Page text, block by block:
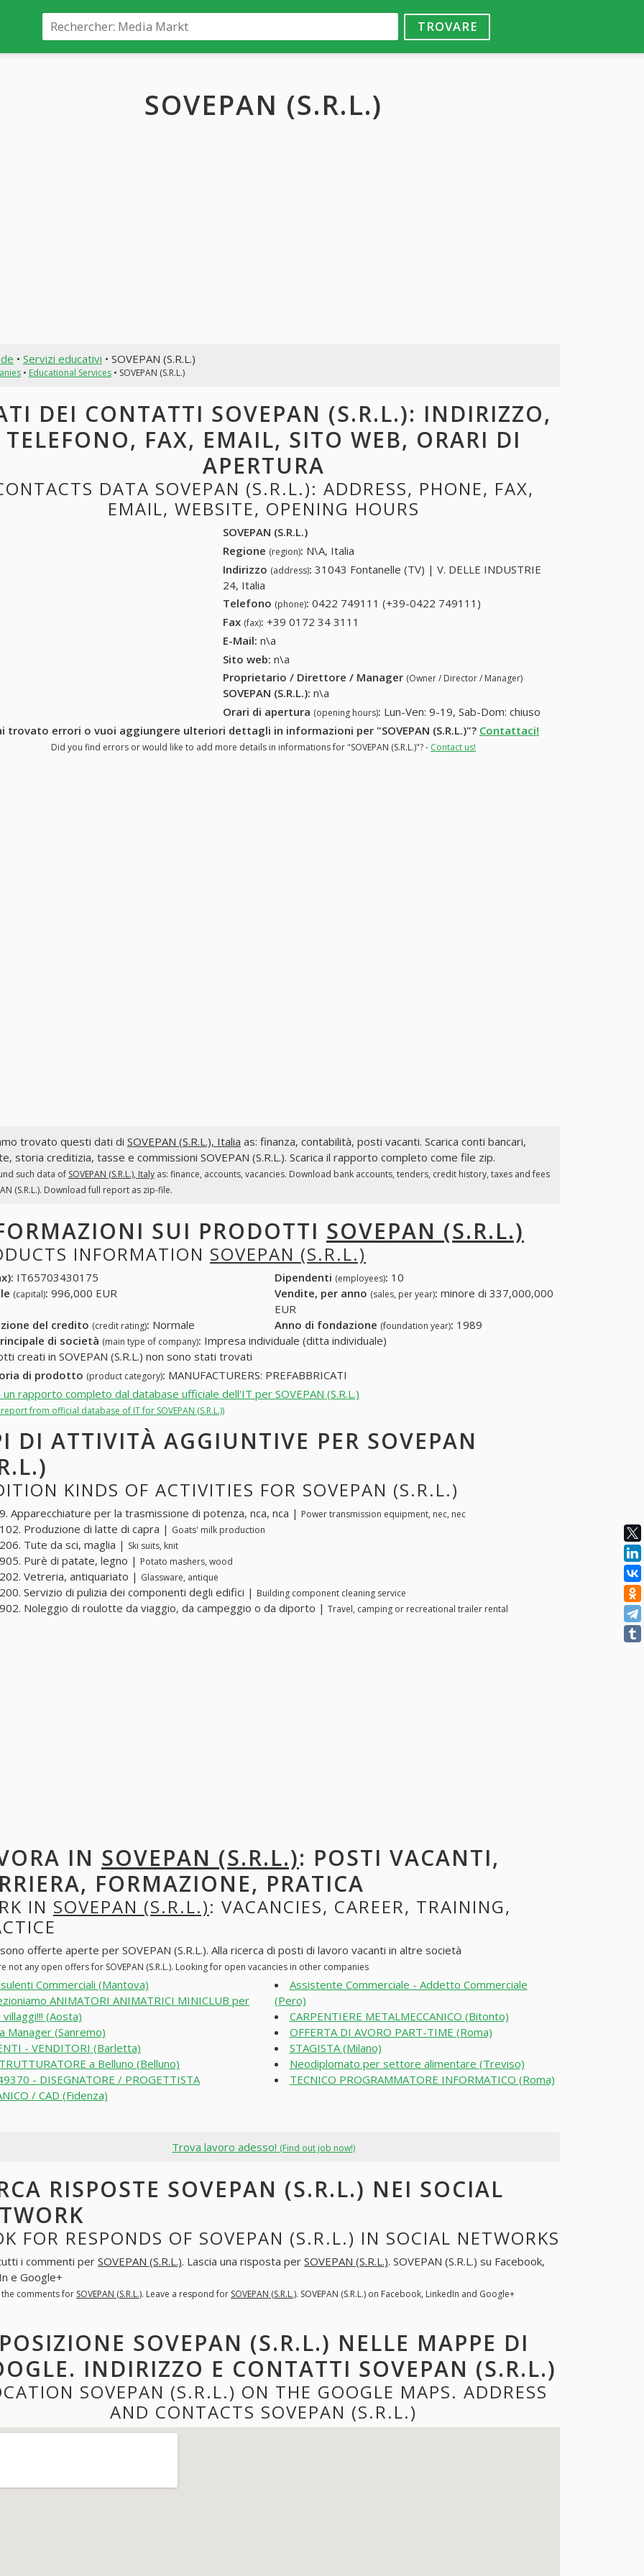
TROVARE
SOVEPAN (S.R.L.)
• Servizi educativi • SOVEPAN (S.R.L.)
• Educational Services• SOVEPAN (S.R.L.)
DEI CONTATTI SOVEPAN (S.R.L.): INDIRIZZO,
TELEFONO, FAX, EMAIL, SITO WEB, ORARI DI
APERTURA
DATA SOVEPAN (S.R.L.): ADDRESS, PHONE, FAX,
EMAIL, WEBSITE, OPENING HOURS
SOVEPAN (S.R.L.)
Regione (region): N\A, Italia
Indirizzo (address): 31043 Fontanelle (TV) | V. DELLE INDUSTRIE
24, Italia
Telefono (phone): 0422 749111 (+39-0422 749111)
Fax (fax): +39 0172 34 3111
E-Mail: n\a
Sito web: n\a
Proprietario / Direttore / Manager (Owner / Director / Manager)
SOVEPAN (S.R.L.): n\a
Orari di apertura (opening hours): Lun-Ven: 9-19, Sab-Dom: chiuso
trovato errori o vuoi aggiungere ulteriori dettagli in informazioni per "SOVEPAN (S.R.L.)"? Contattaci!
Did you find errors or would like to add more details in informations for "SOVEPAN (S.R.L.)"? - Contact us!
trovato questi dati di SOVEPAN (S.R.L.), Italia as: finanza, contabilità, posti vacanti. Scarica conti bancari,
storia creditizia, tasse e commissioni SOVEPAN (S.R.L.). Scarica il rapporto completo come file zip.
such data of SOVEPAN (S.R.L.), Italyas: finance, accounts, vacancies. Download bank accounts, tenders, credit history, taxes and fees
(S.R.L.). Download full report as zip-file.
SUI PRODOTTI SOVEPAN (S.R.L.)
INFORMATION SOVEPAN (S.R.L.)
IT65703430175 Dipendenti (employees): 10
(capital): 996,000 EUR Vendite, per anno (sales, per year): minore di 337,000,000
EUR
del credito (credit rating): Normale Anno di fondazione (foundation year): 1989
di società (main type of company): Impresa individuale (ditta individuale)
creati in SOVEPAN (S.R.L.) non sono stati trovati
di prodotto (product category): MANUFACTURERS: PREFABBRICATI
rapporto completo dal database ufficiale dell'IT per SOVEPAN (S.R.L.)
from official database of IT for SOVEPAN (S.R.L.))
DI ATTIVITÀ AGGIUNTIVE PER SOVEPAN
KINDS OF ACTIVITIES FOR SOVEPAN (S.R.L.)
Apparecchiature per la trasmissione di potenza, nca, nca | Power transmission equipment, nec, nec
Produzione di latte di capra | Goats' milk production
Tute da sci, maglia | Ski suits, knit
Purè di patate, legno | Potato mashers, wood
Vetreria, antiquariato | Glassware, antique
Servizio di pulizia dei componenti degli edifici | Building component cleaning service
Noleggio di roulotte da viaggio, da campeggio o da diporto | Travel, camping or recreational trailer rental
IN SOVEPAN (S.R.L.): POSTI VACANTI,
FORMAZIONE, PRATICA
IN SOVEPAN (S.R.L.): VACANCIES, CAREER, TRAINING,
offerte aperte per SOVEPAN (S.R.L.). Alla ricerca di posti di lavoro vacanti in altre società
not any open offers for SOVEPAN (S.R.L.). Looking for open vacancies in other companies
Commerciali (Mantova)
ANIMATORI ANIMATRICI MINICLUB per
(Aosta)
Manager (Sanremo)
- VENDITORI (Barletta)
a Belluno (Belluno)
- DISEGNATORE / PROGETTISTA
/ CAD (Fidenza)
Assistente Commerciale - Addetto Commerciale
(Pero)
CARPENTIERE METALMECCANICO (Bitonto)
OFFERTA DI AVORO PART-TIME (Roma)
STAGISTA (Milano)
Neodiplomato per settore alimentare (Treviso)
TECNICO PROGRAMMATORE INFORMATICO (Roma)
Trova lavoro adesso! (Find out job now!)
RISPOSTE SOVEPAN (S.R.L.) NEI SOCIAL
FOR RESPONDS OF SOVEPAN (S.R.L.) IN SOCIAL NETWORKS
i commenti per SOVEPAN (S.R.L.). Lascia una risposta per SOVEPAN (S.R.L.). SOVEPAN (S.R.L.) su Facebook,
e Google+
the comments for SOVEPAN (S.R.L.). Leave a respond for SOVEPAN (S.R.L.). SOVEPAN (S.R.L.) on Facebook, LinkedIn and Google+
SOVEPAN (S.R.L.) NELLE MAPPE DI
INDIRIZZO E CONTATTI SOVEPAN (S.R.L.)
SOVEPAN (S.R.L.) ON THE GOOGLE MAPS. ADDRESS
AND CONTACTS SOVEPAN (S.R.L.)